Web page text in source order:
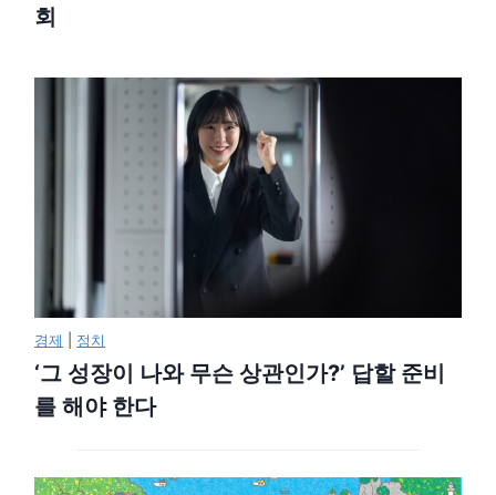
회
경제 정치
‘그 성장이 나와 무슨 상관인가?’ 답할 준비
를 해야 한다